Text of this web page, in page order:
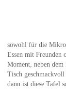
sowohl für die
Essen mit Freunden
Moment, neben dem
Tisch
dann ist diese Tafel